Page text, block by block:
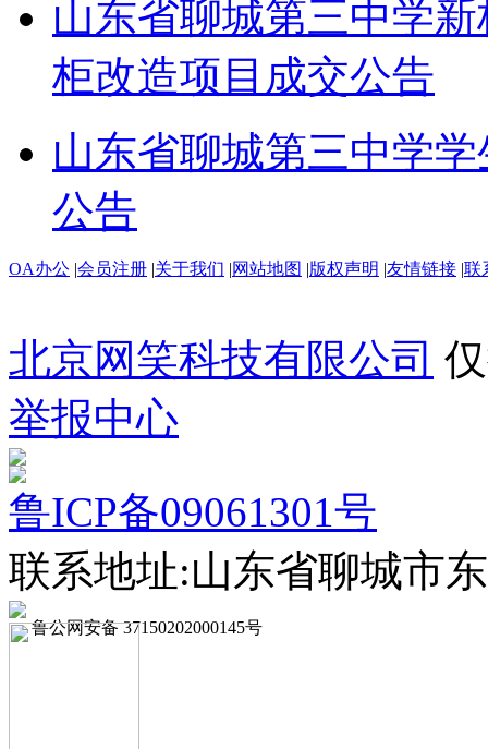
山东省聊城第三中学
柜改造项目成交公告
山东省聊城第三中学
公告
OA办公 |会员注册 |关于我们 |网站地图 |版权声明 |友情链接 |联
北京网笑科技有限公司
举报中心
鲁ICP备09061301号
联系地址:山东省聊城市
鲁公网安备 37150202000145号